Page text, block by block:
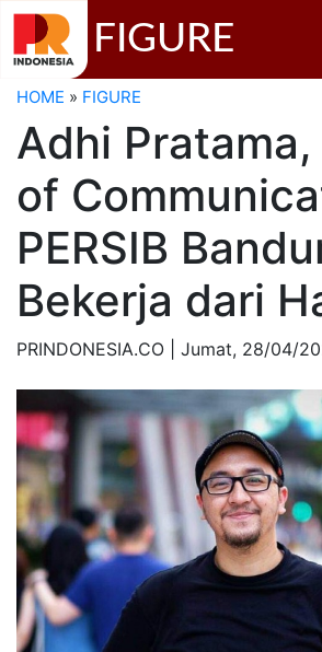
FIGURE
HOME » FIGURE
Adhi
of
PERSIB
Bekerja dari
PRINDONESIA.CO | Jumat, 28/04/